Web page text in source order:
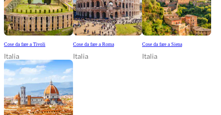
Cose da fare a Tivoli
Italia
Cose da fare a Roma
Italia
Cose da fare a Siena
Italia